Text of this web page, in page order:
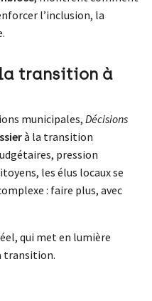
l’inclusion, la
transition à
municipales, Décisions
à la transition
pression
les élus locaux se
: faire plus, avec
qui met en lumière
transition.